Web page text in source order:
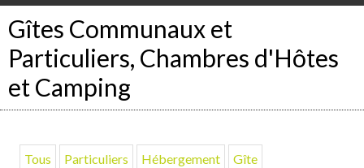
Gîtes Communaux et
Particuliers, Chambres d'Hôtes
et Camping
Tous Particuliers Hébergement Gîte